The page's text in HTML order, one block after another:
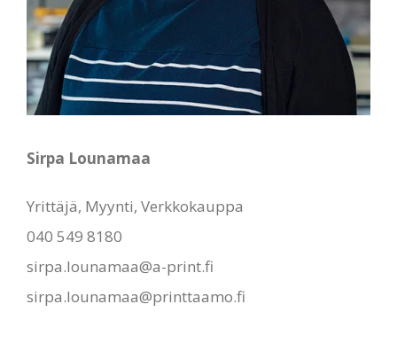
Sirpa Lounamaa
Yrittäjä, Myynti, Verkkokauppa
040 549 8180
sirpa.lounamaa@a-print.fi
sirpa.lounamaa@printtaamo.fi